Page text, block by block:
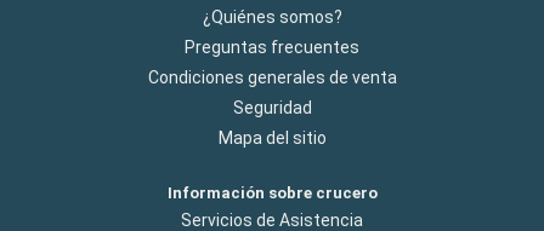
¿Quiénes somos?
Preguntas frecuentes
Condiciones generales de venta
Seguridad
Mapa del sitio
Información sobre crucero
Servicios de Asistencia